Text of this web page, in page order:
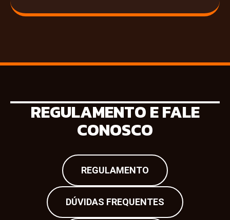
REGULAMENTO E FALE
CONOSCO
REGULAMENTO
DÚVIDAS FREQUENTES